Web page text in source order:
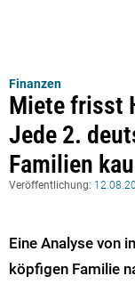
Finanzen
Miete frisst
Jede 2.
Familien
Veröffentlichung:
Eine Analyse von
köpfigen Familie